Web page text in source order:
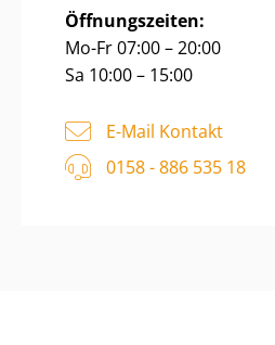
Öffnungszeiten:
Mo-Fr 07:00 – 20:00
Sa 10:00 – 15:00
E-Mail Kontakt
0158 - 886 535 18